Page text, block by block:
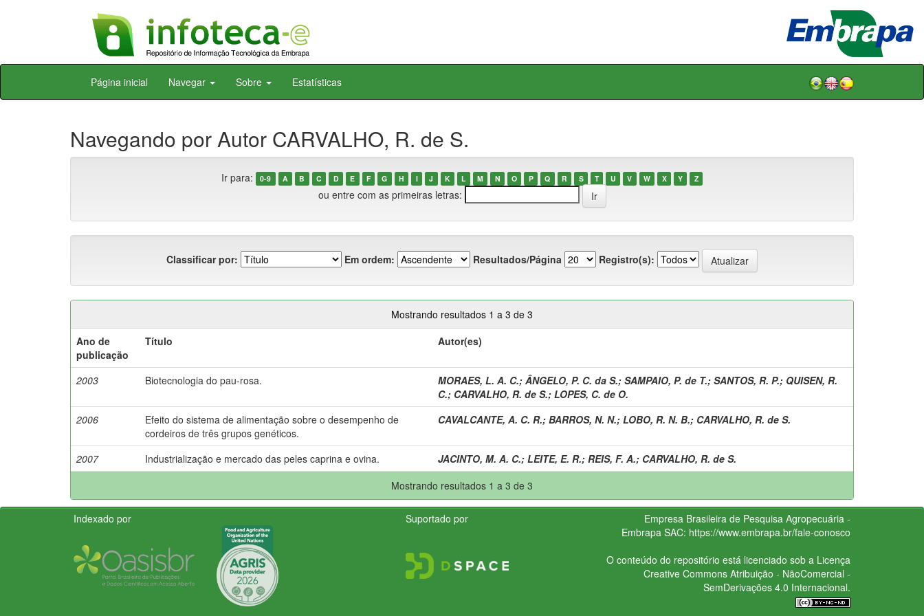
Skip
Página inicial Navegar Sobre Estatísticas
Navegando por Autor CARVALHO, R. de S.
Ir para: 0-9 A B C D E F G H I J K L M N O P Q R S T U V W X Y Z
ou entre com as primeiras letras:
Classificar por: Em ordem: Resultados/Página Registro(s):
Mostrando resultados 1 a 3 de 3
Ano de
publicação
Título Autor(es)
2003 Biotecnologia do pau-rosa. MORAES, L. A. C.; ÂNGELO, P. C. da S.; SAMPAIO, P. de T.; SANTOS, R. P.; QUISEN, R.
C.; CARVALHO, R. de S.; LOPES, C. de O.
2006
Efeito do sistema de alimentação sobre o desempenho de
cordeiros de três grupos genéticos.
CAVALCANTE, A. C. R.; BARROS, N. N.; LOBO, R. N. B.; CARVALHO, R. de S.
2007 Industrialização e mercado das peles caprina e ovina. JACINTO, M. A. C.; LEITE, E. R.; REIS, F. A.; CARVALHO, R. de S.
Mostrando resultados 1 a 3 de 3
Indexado por Suportado por
Empresa Brasileira de Pesquisa Agropecuária -
Embrapa SAC: https://www.embrapa.br/fale-conosco
O conteúdo do repositório está licenciado sob a Licença
Creative CommonsAtribuição - NãoComercial -
SemDerivações 4.0 Internacional.